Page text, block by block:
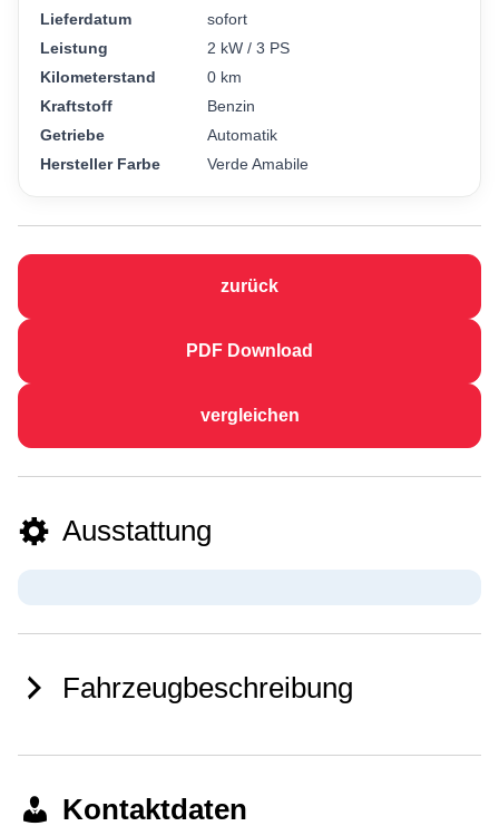
Lieferdatum
sofort
Leistung
2 kW / 3 PS
Kilometerstand
0 km
Kraftstoff
Benzin
Getriebe
Automatik
Hersteller Farbe
Verde Amabile
zurück
PDF Download
vergleichen
Ausstattung
Fahrzeugbeschreibung
Kontaktdaten